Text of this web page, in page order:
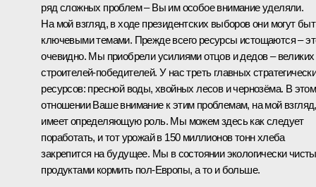
ряд сложных проблем – Вы им особое внимание уделяли.
На мой взгляд, в ходе президентских выборов они могут
ключевыми темами. Прежде всего ресурсы истощаются –
очевидно. Мы приобрели усилиями отцов и дедов – великих
строителей-победителей. У нас треть главных
ресурсов: пресной воды, хвойных лесов и чернозёма. В этом
отношении Ваше внимание к этим проблемам, на мой взгляд,
имеет определяющую роль. Мы можем здесь как следует
поработать, и тот урожай в 150 миллионов тонн хлеба
закрепится на будущее. Мы в состоянии экологически
продуктами кормить пол-Европы, а то и больше.